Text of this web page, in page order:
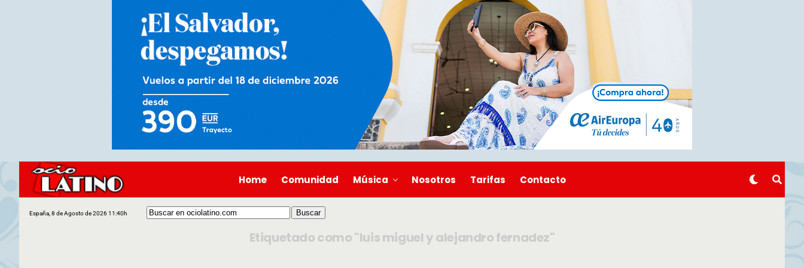
Home Comunidad Música Nosotros Tarifas Contacto
España, 8 de Agosto de 2026 11:40h
Etiquetado como "luis miguel y alejandro fernadez"